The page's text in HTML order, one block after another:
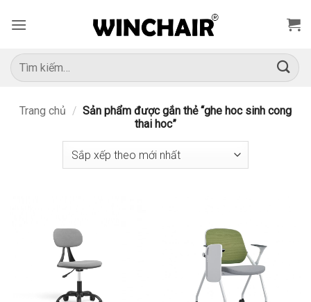
qua
dung
Tìm
kiếm:
Trang chủ / Sản phẩm được gắn thẻ “ghe hoc sinh cong
thai hoc”